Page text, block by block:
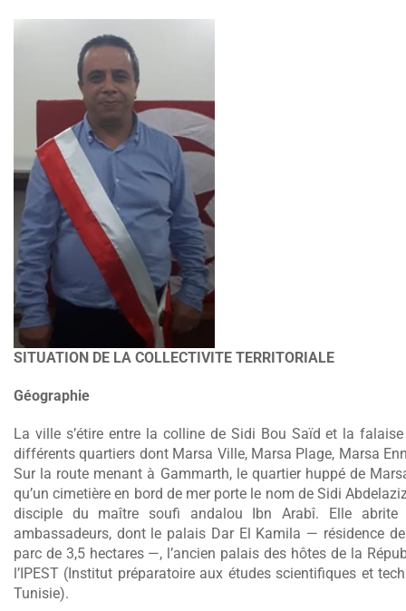
SITUATION DE LA COLLECTIVITE TERRITORIALE
Géographie
La ville s’étire entre la colline de Sidi Bou Saïd et la
différents quartiers dont Marsa Ville, Marsa Plage, Marsa
Sur la route menant à Gammarth, le quartier huppé de
qu’un cimetière en bord de mer porte le nom de Sidi
disciple du maître soufi andalou Ibn Arabî. Elle abrite
ambassadeurs, dont le palais Dar El Kamila — résidence
parc de 3,5 hectares —, l’ancien palais des hôtes de la
l’IPEST (Institut préparatoire aux études scientifiques et
Tunisie).